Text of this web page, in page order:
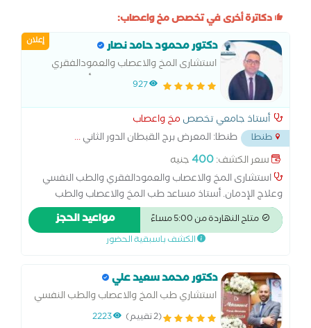
دكاترة أخرى في تخصص مخ واعصاب:
إعلان دكتور محمود حامد نصار
استشارى المخ والاعصاب والعمودالفقري
والطب النفسي وعلاج الإدمان. أستاذ مساعد
927
أستاذ جامعي تخصص مخ واعصاب
طنطا طنطا: المعرض برج القبطان الدور الثاني...
سعر الكشف:400جنيه
استشارى المخ والاعصاب والعمودالفقري والطب النفسي
وعلاج الإدمان. أستاذ مساعد طب المخ والاعصاب والطب
النفسى والادمان بكلية طب طنطا والمستشفيات الجامعية
ومركز الطب النفسى وأمراض وجراحة المخ والاعصاب بجامعة
متاح النهاردة من 5:00 مساءً مواعيد الحجز
الكشف باسبقية الحضور
دكتور محمد سعيد علي
استشاري طب المخ والاعصاب والطب النفسي
ومدرس بكليه طب طنطا
(2 تقييم) 2223